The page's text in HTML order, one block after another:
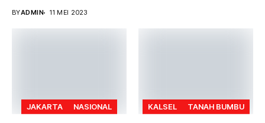
BYADMIN 11 MEI 2023
JAKARTA NASIONAL KALSEL TANAH BUMBU